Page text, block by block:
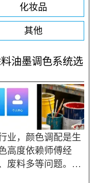
化妆品
其他
油墨调色系统选
业，颜色调配是生
高度依赖师傅经
废料多等问题。电
，结合光学模型计